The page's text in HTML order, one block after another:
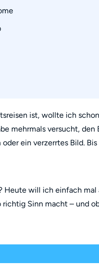
Cloud
auf meinen Computer
PlayOn Cloud und
ist, wollte ich
mehrmals versucht,
ein verzerrtes Bild.
will ich einfach mal
Sinn macht – und